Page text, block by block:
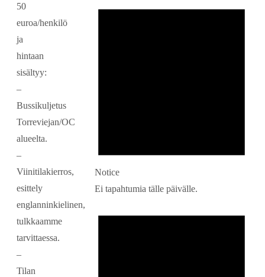
50
euroa/henkilö
ja
hintaan
sisältyy:
–
Bussikuljetus
Torreviejan/OC
alueelta.
–
Viinitilakierros,
esittely
englanninkielinen,
tulkkaamme
tarvittaessa.
–
Tilan
Notice
Ei tapahtumia tälle päivälle.